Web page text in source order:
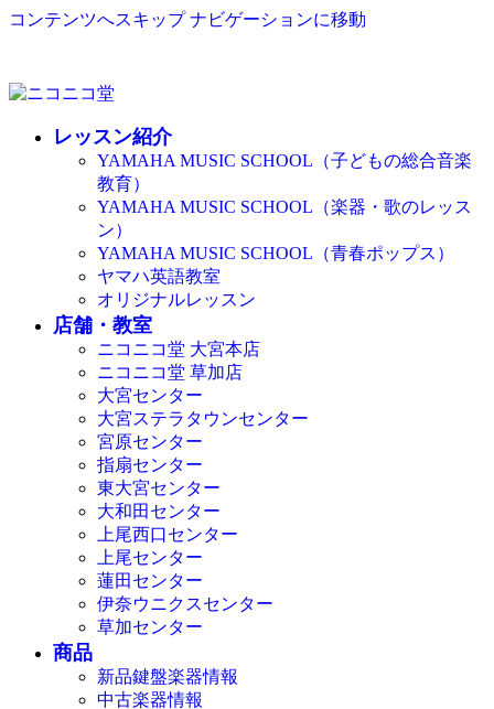
コンテンツへスキップ ナビゲーションに移動
レッスン紹介
YAMAHA MUSIC SCHOOL（子どもの総合音楽
教育）
YAMAHA MUSIC SCHOOL（楽器・歌のレッス
ン）
YAMAHA MUSIC SCHOOL（青春ポップス）
ヤマハ英語教室
オリジナルレッスン
店舗・教室
ニコニコ堂 大宮本店
ニコニコ堂 草加店
大宮センター
大宮ステラタウンセンター
宮原センター
指扇センター
東大宮センター
大和田センター
上尾西口センター
上尾センター
蓮田センター
伊奈ウニクスセンター
草加センター
商品
新品鍵盤楽器情報
中古楽器情報